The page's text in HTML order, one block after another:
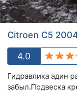
Citroen C5
4.0
Гидравлика адин
забыл.Подвеска